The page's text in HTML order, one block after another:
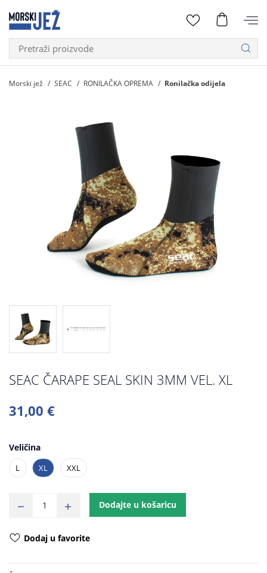
Morski jež SEAC RONILAČKA OPREMA Ronilačka odijela
SEAC ČARAPE SEAL SKIN 3MM VEL. XL
31,00 €
Veličina
L XL XXL
Dodajte u košaricu
Dodaj u favorite